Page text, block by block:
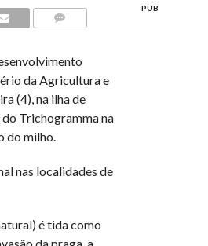
da Agricultura e
(4), na ilha de
Trichogramma na
do milho.
nas localidades de
é tida como
PUB